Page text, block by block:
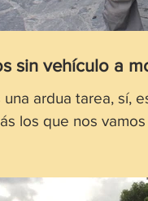
sin vehículo a
ardua tarea, sí,
los que nos